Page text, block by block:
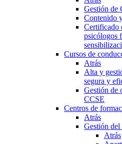
Gestión de
Contenido
Certificado
psicólogos
Cursos de
Atrás
Alta y
segura y
Gestión de
CCSE
Centros de
Atrás
Gestión del
Atrás